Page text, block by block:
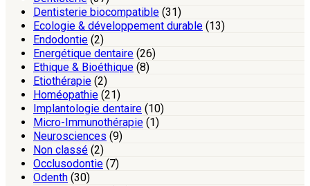
Dentisterie biocompatible (31)
Ecologie & développement durable (13)
Endodontie (2)
Energétique dentaire (26)
Ethique & Bioéthique (8)
Etiothérapie (2)
Homéopathie (21)
Implantologie dentaire (10)
Micro-Immunothérapie (1)
Neurosciences (9)
Non classé (2)
Occlusodontie (7)
Odenth (30)